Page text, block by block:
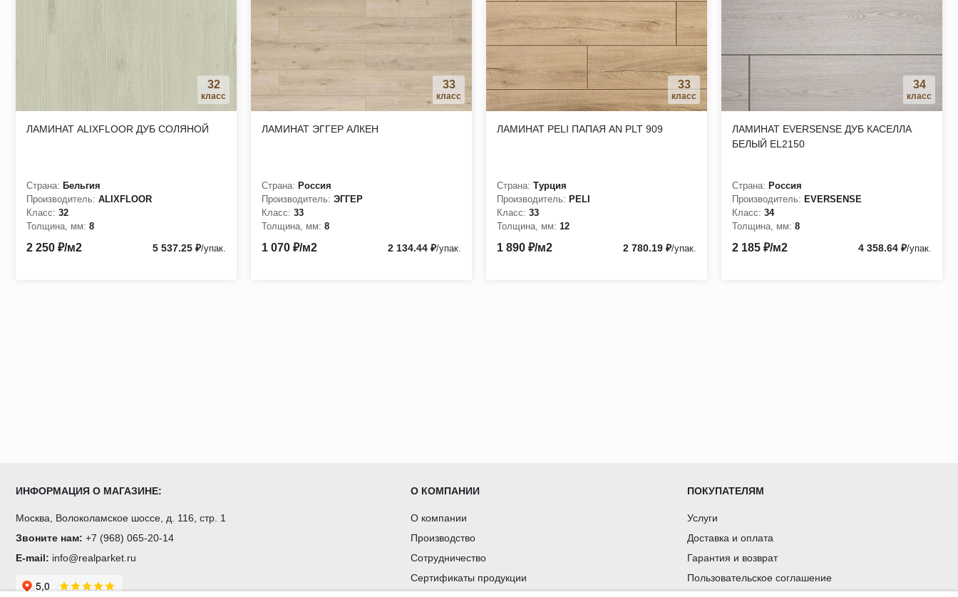
4-сторонняя фаска придает ламинату естественный вид и реалистичность
Совместим с системами теплого пола для дополнительного комфорта
Замок Click типа Uniclic обеспечивает простоту и надежность монтажа
Ламинат Peli Loft надежное, стильное и функциональное покрытие, подходящее для любого интерьера
Ламинат Peli — идеальное решение для создания стильного и прочного напольного покрытия в вашем помещении.
32
класс
ЛАМИНАТ ALIXFLOOR ДУБ СОЛЯНОЙ
Страна: Бельгия
Производитель: ALIXFLOOR
Класс: 32
Толщина, мм: 8
2 250 ₽/м2 5 537.25 ₽/упак.
33
класс
ЛАМИНАТ ЭГГЕР АЛКЕН
Страна: Россия
Производитель: ЭГГЕР
Класс: 33
Толщина, мм: 8
1 070 ₽/м2 2 134.44 ₽/упак.
33
класс
ЛАМИНАТ PELI ПАПАЯ AN PLT 909
Страна: Турция
Производитель: PELI
Класс: 33
Толщина, мм: 12
1 890 ₽/м2 2 780.19 ₽/упак.
34
класс
ЛАМИНАТ EVERSENSE ДУБ КАСЕЛЛА
БЕЛЫЙ EL2150
Страна: Россия
Производитель: EVERSENSE
Класс: 34
Толщина, мм: 8
2 185 ₽/м2 4 358.64 ₽/упак.
ИНФОРМАЦИЯ О МАГАЗИНЕ:
Москва, Волоколамское шоссе, д. 116, стр. 1
Звоните нам: +7 (968) 065-20-14
E-mail: info@realparket.ru
О КОМПАНИИ
О компании
Производство
Сотрудничество
Сертификаты продукции
ПОКУПАТЕЛЯМ
Услуги
Доставка и оплата
Гарантия и возврат
Пользовательское соглашение